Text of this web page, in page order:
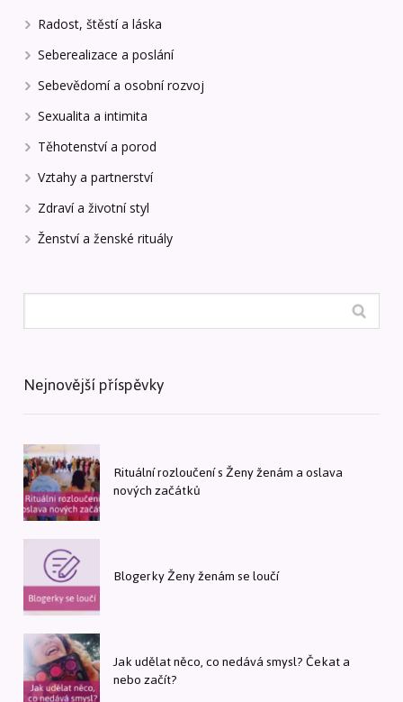
Radost, štěstí a láska
Seberealizace a poslání
Sebevědomí a osobní rozvoj
Sexualita a intimita
Těhotenství a porod
Vztahy a partnerství
Zdraví a životní styl
Ženství a ženské rituály
Nejnovější příspěvky
Rituální rozloučení s Ženy ženám a oslava
nových začátků
Blogerky Ženy ženám se loučí
Jak udělat něco, co nedává smysl? Čekat a
nebo začít?